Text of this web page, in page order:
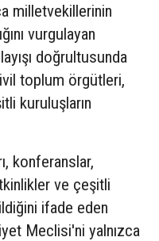
milletvekillerinin
vurgulayan
doğrultusunda
toplum örgütleri,
kuruluşların
konferanslar,
ve çeşitli
ifade eden
Meclisi'ni yalnızca